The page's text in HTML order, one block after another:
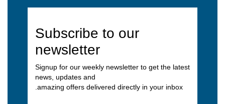
Subscribe to our
newsletter
Signup for our weekly newsletter to get the latest
news, updates and
amazing offers delivered directly in your inbox.